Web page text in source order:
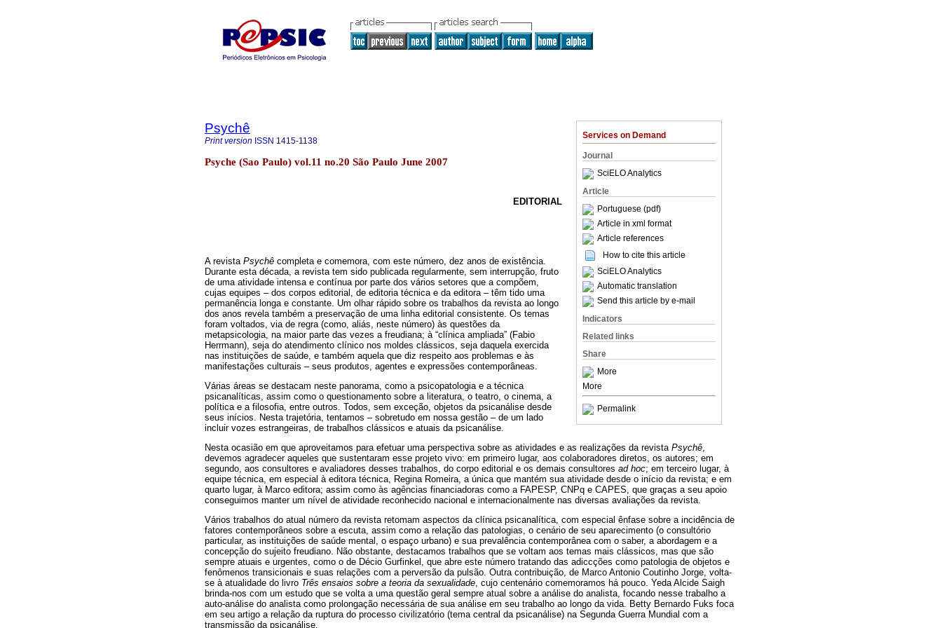
Services on Demand
Journal
SciELO Analytics
Article
Portuguese (pdf)
Article in xml format
Article references
How to cite this article
SciELO Analytics
Automatic translation
Send this article by e-mail
Indicators
Related links
Share
More
More
Permalink
Psychê
Print version ISSN 1415-1138
Psyche (Sao Paulo) vol.11 no.20 São Paulo June 2007
EDITORIAL
A revista Psychê completa e comemora, com este número, dez anos de existência.
Durante esta década, a revista tem sido publicada regularmente, sem interrupção, fruto
de uma atividade intensa e contínua por parte dos vários setores que a compõem,
cujas equipes – dos corpos editorial, de editoria técnica e da editora – têm tido uma
permanência longa e constante. Um olhar rápido sobre os trabalhos da revista ao longo
dos anos revela também a preservação de uma linha editorial consistente. Os temas
foram voltados, via de regra (como, aliás, neste número) às questões da
metapsicologia, na maior parte das vezes a freudiana; à “clínica ampliada” (Fabio
Herrmann), seja do atendimento clínico nos moldes clássicos, seja daquela exercida
nas instituições de saúde, e também aquela que diz respeito aos problemas e às
manifestações culturais – seus produtos, agentes e expressões contemporâneas.
Várias áreas se destacam neste panorama, como a psicopatologia e a técnica
psicanalíticas, assim como o questionamento sobre a literatura, o teatro, o cinema, a
política e a filosofia, entre outros. Todos, sem exceção, objetos da psicanálise desde
seus inícios. Nesta trajetória, tentamos – sobretudo em nossa gestão – de um lado
incluir vozes estrangeiras, de trabalhos clássicos e atuais da psicanálise.
Nesta ocasião em que aproveitamos para efetuar uma perspectiva sobre as atividades e as realizações da revista Psychê,
devemos agradecer aqueles que sustentaram esse projeto vivo: em primeiro lugar, aos colaboradores diretos, os autores; em
segundo, aos consultores e avaliadores desses trabalhos, do corpo editorial e os demais consultores ad hoc; em terceiro lugar, à
equipe técnica, em especial à editora técnica, Regina Romeira, a única que mantém sua atividade desde o início da revista; e em
quarto lugar, à Marco editora; assim como às agências financiadoras como a FAPESP, CNPq e CAPES, que graças a seu apoio
conseguimos manter um nível de atividade reconhecido nacional e internacionalmente nas diversas avaliações da revista.
Vários trabalhos do atual número da revista retomam aspectos da clínica psicanalítica, com especial ênfase sobre a incidência de
fatores contemporâneos sobre a escuta, assim como a relação das patologias, o cenário de seu aparecimento (o consultório
particular, as instituições de saúde mental, o espaço urbano) e sua prevalência contemporânea com o saber, a abordagem e a
concepção do sujeito freudiano. Não obstante, destacamos trabalhos que se voltam aos temas mais clássicos, mas que são
sempre atuais e urgentes, como o de Décio Gurfinkel, que abre este número tratando das adiccções como patologia de objetos e
fenômenos transicionais e suas relações com a perversão da pulsão. Outra contribuição, de Marco Antonio Coutinho Jorge, volta-
se à atualidade do livro Três ensaios sobre a teoria da sexualidade, cujo centenário comemoramos há pouco. Yeda Alcide Saigh
brinda-nos com um estudo que se volta a uma questão geral sempre atual sobre a análise do analista, focando nesse trabalho a
auto-análise do analista como prolongação necessária de sua análise em seu trabalho ao longo da vida. Betty Bernardo Fuks foca
em seu artigo a relação da ruptura do processo civilizatório (tema central da psicanálise) na Segunda Guerra Mundial com a
transmissão da psicanálise.